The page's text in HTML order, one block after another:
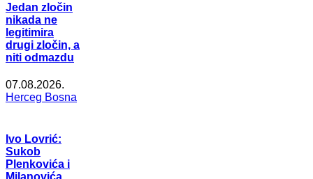
Jedan zločin
nikada ne
legitimira
drugi zločin, a
niti odmazdu
07.08.2026.
Herceg Bosna
Ivo Lovrić:
Sukob
Plenkovića i